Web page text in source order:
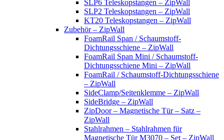
SLP6 Teleskopstangen – ZipWall
SLP2 Teleskopstangen – ZipWall
KT20 Teleskopstangen – ZipWall
Zubehör – ZipWall
FoamRail Span / Schaumstoff-
Dichtungsschiene – ZipWall
FoamRail Span Mini / Schaumstoff-
Dichtungsschiene Mini – ZipWall
FoamRail / Schaumstoff-Dichtungsschiene
– ZipWall
SideClamp/Seitenklemme – ZipWall
SideBridge – ZipWall
ZipDoor – Magnetische Tür – Satz –
ZipWall
Stahlrahmen – Stahlrahmen für
Magnetische Tür M3070 – Set – ZipWall